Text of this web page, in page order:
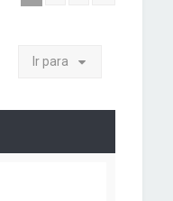
Ir para